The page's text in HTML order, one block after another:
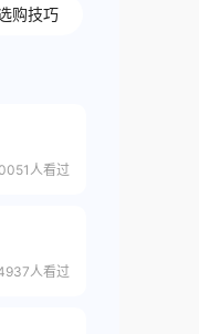
购技巧
人看过
人看过